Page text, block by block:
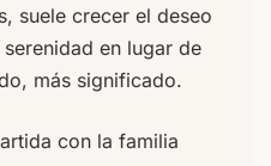
suele crecer el deseo
en lugar de
más significado.
con la familia